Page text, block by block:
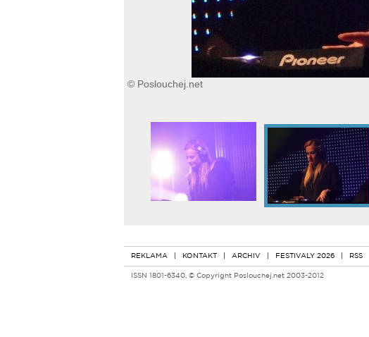
© Poslouchej.net
REKLAMA | KONTAKT | ARCHIV | FESTIVALY 2026 | RSS
ISSN 1801-6340, © Copyright Poslouchej.net 2003-2012